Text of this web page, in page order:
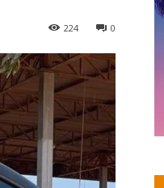
0
224